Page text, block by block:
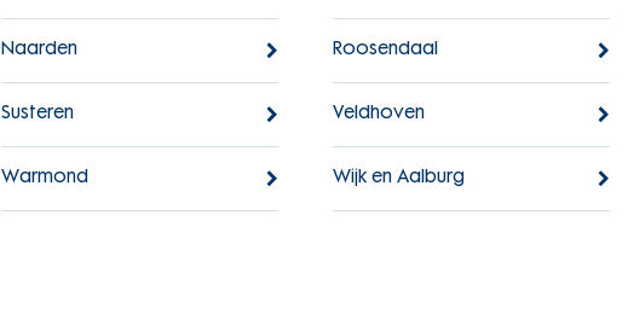
Naarden Roosendaal
Susteren Veldhoven
Warmond Wijk en Aalburg